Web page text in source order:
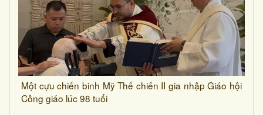
Một cựu chiến binh Mỹ Thế chiến II gia nhập Giáo hội
Công giáo lúc 98 tuổi